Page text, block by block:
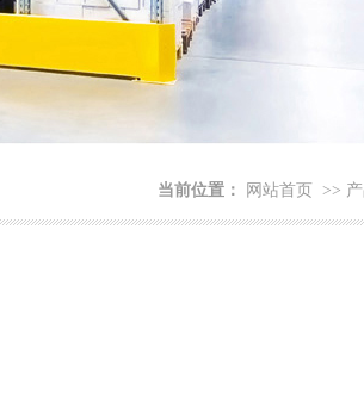
当前位置： 网站首页 >>